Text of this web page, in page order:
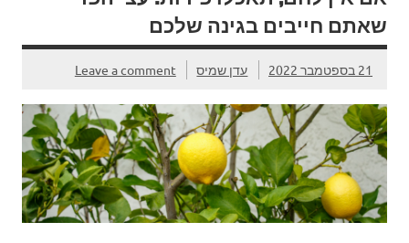
שאתם חייבים בגינה שלכם
21 בספטמבר 2022 עדן שמיס Leave a comment